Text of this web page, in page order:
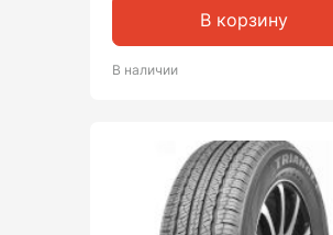
В корзину
В наличии